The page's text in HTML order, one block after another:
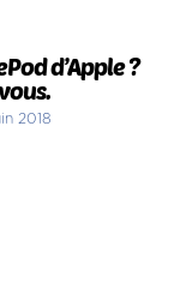
d’Apple ?
2018